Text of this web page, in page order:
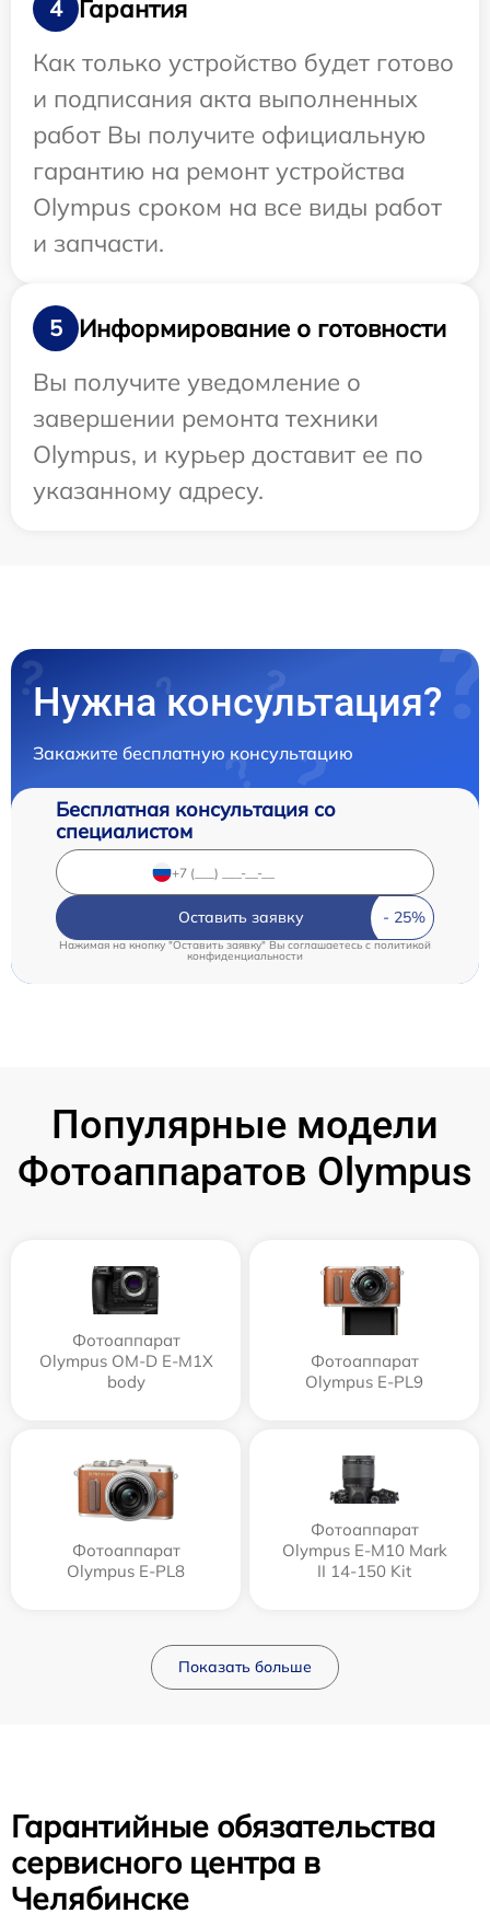
4
Гарантия
Как только устройство будет готово
и подписания акта выполненных
работ Вы получите официальную
гарантию на ремонт устройства
Olympus сроком на все виды работ
и запчасти.
5
Информирование о готовности
Вы получите уведомление о
завершении ремонта техники
Olympus, и курьер доставит ее по
указанному адресу.
Нужна консультация?
Закажите бесплатную консультацию
Бесплатная консультация со
специалистом
Оставить заявку
Нажимая на кнопку "Оставить заявку" Вы соглашаетесь c политикой
конфиденциальности
Популярные модели
Фотоаппаратов Olympus
Фотоаппарат
Olympus OM-D E-M1X
body
Фотоаппарат
Olympus E‑PL9
Фотоаппарат
Olympus E-PL8
Фотоаппарат
Olympus E‑M10 Mark
II 14-150 Kit
Показать больше
Гарантийные обязательства
сервисного центра в
Челябинске